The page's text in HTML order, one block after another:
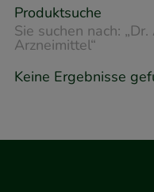
Produktsuche
Sie suchen nach: „
Arzneimittel“
Keine Ergebnisse